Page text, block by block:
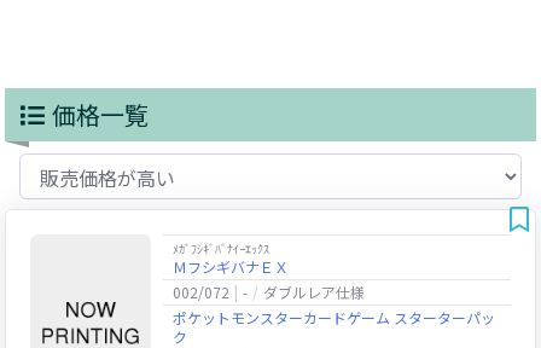
価格一覧
ﾒｶﾞﾌｼｷﾞﾊﾞﾅｲｰｴｯｸｽ
ＭフシギバナＥＸ
002/072
-
ダブルレア仕様
ポケットモンスターカードゲーム スターターパッ
ク